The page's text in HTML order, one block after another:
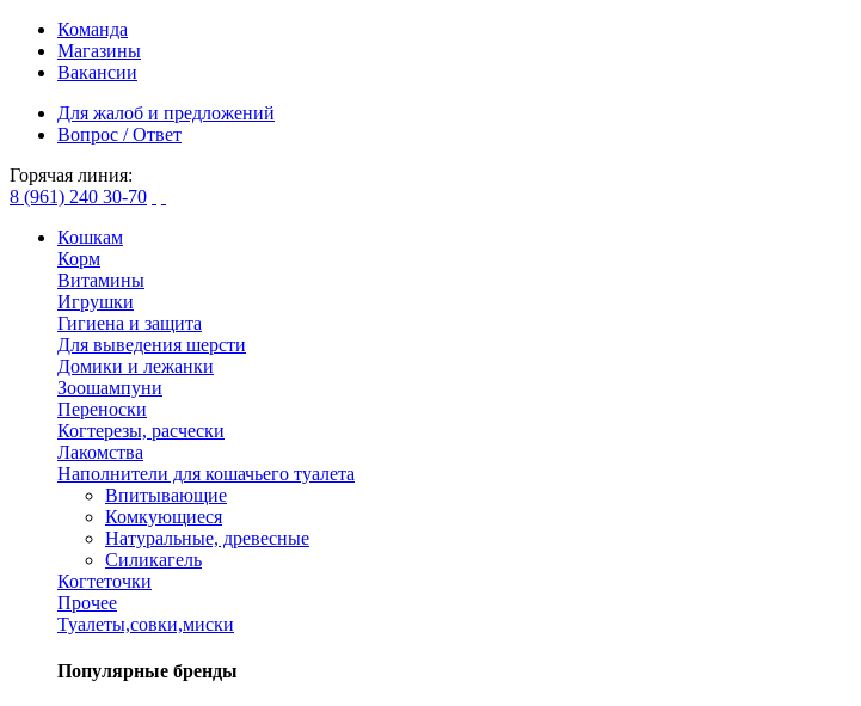
Команда
Магазины
Вакансии
Для жалоб и предложений
Вопрос / Ответ
Горячая линия:
8 (961) 240 30-70
Кошкам
Корм
Витамины
Игрушки
Гигиена и защита
Для выведения шерсти
Домики и лежанки
Зоошампуни
Переноски
Когтерезы, расчески
Лакомства
Наполнители для кошачьего туалета
Впитывающие
Комкующиеся
Натуральные, древесные
Силикагель
Когтеточки
Прочее
Туалеты,совки,миски
Популярные бренды